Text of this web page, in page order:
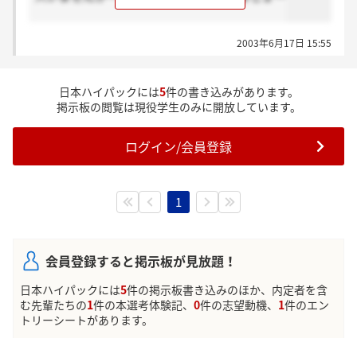
2003年6月17日 15:55
日本ハイパックには5件の書き込みがあります。
掲示板の閲覧は現役学生のみに開放しています。
ログイン/会員登録
1
会員登録すると掲示板が見放題！
日本ハイパックには5件の掲示板書き込みのほか、内定者を含
む先輩たちの1件の本選考体験記、 0件の志望動機、 1件のエン
トリーシートがあります。